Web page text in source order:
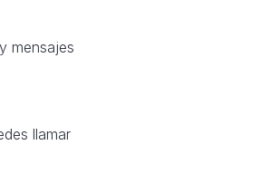
mensajes
llamar